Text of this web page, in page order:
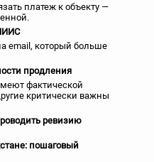
платеж к объекту —
email, который больше
продления
фактической
критически важны
ревизию
пошаговый